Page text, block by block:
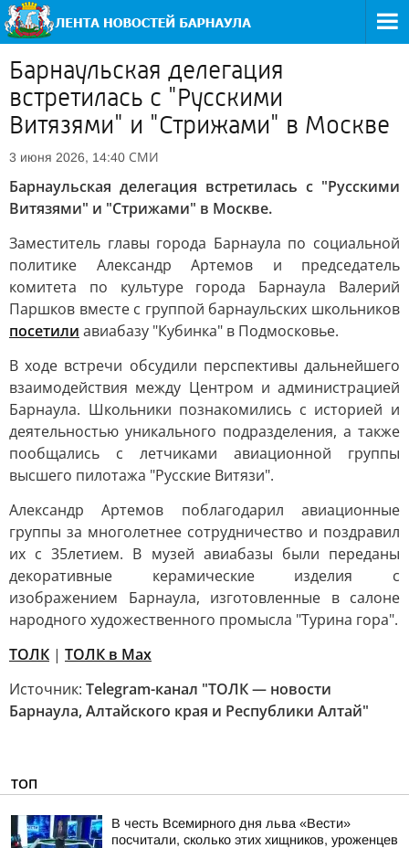
Барнаульская делегация
встретилась с "Русскими
Витязями" и "Стрижами" в Москве
3 июня 2026, 14:40 СМИ
Барнаульская делегация встретилась с "Русскими
Витязями" и "Стрижами" в Москве.
Заместитель главы города Барнаула по социальной
политике Александр Артемов и председатель
комитета по культуре города Барнаула Валерий
Паршков вместе с группой барнаульских школьников
посетили авиабазу "Кубинка" в Подмосковье.
В ходе встречи обсудили перспективы дальнейшего
взаимодействия между Центром и администрацией
Барнаула. Школьники познакомились с историей и
деятельностью уникального подразделения, а также
пообщались с летчиками авиационной группы
высшего пилотажа "Русские Витязи".
Александр Артемов поблагодарил авиационные
группы за многолетнее сотрудничество и поздравил
их с 35летием. В музей авиабазы были переданы
декоративные керамические изделия с
изображением Барнаула, изготовленные в салоне
народного художественного промысла "Турина гора".
ТОЛК | ТОЛК в Мах
Источник: Telegram-канал "ТОЛК — новости
Барнаула, Алтайского края и Республики Алтай"
ТОП
В честь Всемирного дня льва «Вести»
посчитали, сколько этих хищников, уроженцев